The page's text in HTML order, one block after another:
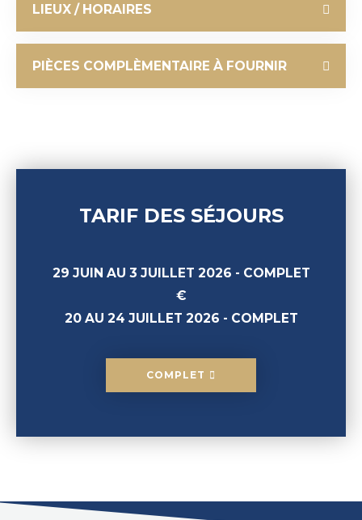
LIEUX / HORAIRES
PIÈCES COMPLÈMENTAIRE À FOURNIR
TARIF DES SÉJOURS
29 JUIN AU 3 JUILLET 2026 - COMPLET
€
20 AU 24 JUILLET 2026 - COMPLET
COMPLET